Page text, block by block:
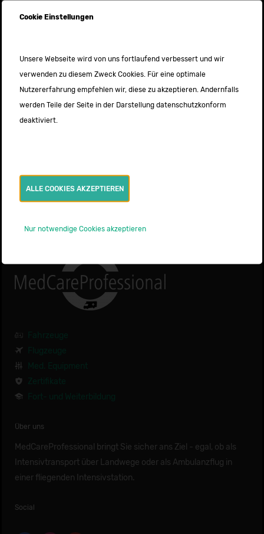
Weitere News
2026
24. OKTOBER 2025
Über uns
MedCareProfessional bringt Sie sicher ans Ziel - egal, ob als
Intensivtransport über Landwege oder als Ambulanzflug in
einer fliegenden Intensivstation.
Social
Cookie Einstellungen
Unsere Webseite wird von uns fortlaufend verbessert und wir
verwenden zu diesem Zweck Cookies. Für eine optimale
Nutzererfahrung empfehlen wir, diese zu akzeptieren. Andernfalls
werden Teile der Seite in der Darstellung datenschutzkonform
deaktiviert.
ALLE COOKIES AKZEPTIEREN
Nur notwendige Cookies akzeptieren